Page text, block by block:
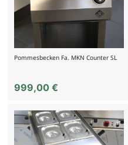
Pommesbecken Fa. MKN Counter SL
999,00 €